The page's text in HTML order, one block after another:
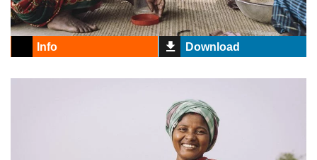
Info Download